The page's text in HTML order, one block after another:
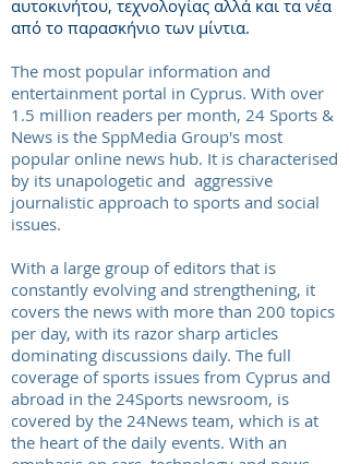
αυτοκινήτου, τεχνολογίας αλλά και τα νέα
από το παρασκήνιο των μίντια.
The most popular information and
entertainment portal in Cyprus. With over
1.5 million readers per month, 24 Sports &
News is the SppMedia Group's most
popular online news hub. It is characterised
by its unapologetic and aggressive
journalistic approach to sports and social
issues.
With a large group of editors that is
constantly evolving and strengthening, it
covers the news with more than 200 topics
per day, with its razor sharp articles
dominating discussions daily. The full
coverage of sports issues from Cyprus and
abroad in the 24Sports newsroom, is
covered by the 24News team, which is at
the heart of the daily events. With an